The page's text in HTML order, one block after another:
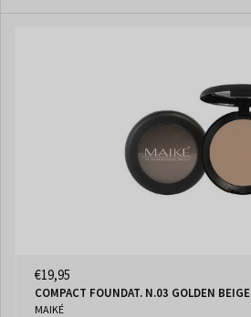
€19,95
COMPACT FOUNDAT. N.03 GOLDEN BEIGE
MAIKÉ